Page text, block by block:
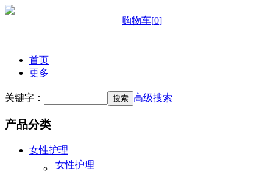
购物车[0]
首页
更多
关键字： 高级搜索
产品分类
女性护理
女性护理